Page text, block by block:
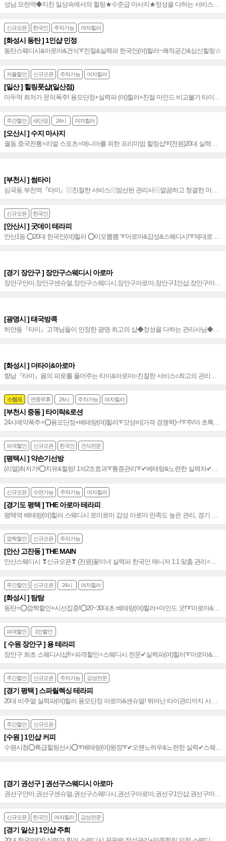
성남.모란역◆지친 일상속에서의 힐링★수준급 마사지★정성을 다하는 서비스★
베테랑 관리사~◆
신규오픈 한국인 주차가능 여자힐러
[화성시 동탄 ] 1인샵 민정
동탄스웨디시&아로마&건식➰친절&실력파 한국인(여)힐러~쾌적공간&심신힐링☆
커플할인 신규오픈 주차가능 여자힐러
[일산 ] 힐링풋샵(일산점)
마두역 최저가 문의폭주! 용모단정+실력파 (여)힐러+친절 마인드 비교불가 타이&
아로마 1인/커플 할인가 갓성비 힐링샵~♥
주간할인 새단장 24시 여자힐러
[오산시 ] 수지 마사지
궐동.중국전통⭐️리얼 스포츠⭐️매니아를 위한 프리미엄 힐링샵➰(전원)20대 실력파
(여)힐러✡1인1실_예약폭주!➰만족도 높은 오산 궐동 마사지~⭐️
[부천시 ] 썸타이
심곡동.부천역『타이』▧친절한 서비스▧엄선된 관리사▧깔끔하고 청결한 마사
지▧부천역 3번 출구 도보 3분거리_CGV 건너편(할리스커피 5층)~▧
신규오픈 한국인
[안산시 ] 굿데이 테라피
안산1등 ⭕20대 한국인(여)힐러 ⭕미모뿜뿜 ➰아로마&감성&스웨디시!➰제대로 하
는 힐링 마사지!➰재방 100%⭐️프라이빗 힐링공간~⭐️
[경기 장안구 ] 장안구스웨디시 아로마
장안구안마,장안구센슈얼,장안구스웨디시,장안구아로마,장안구1인샵,장안구마사
지,장안구건마,장안구출장,장안구출장마사지,장안구출장타이,장안구출장안마,장
[광명시 ] 태국방콕
하얀동『타이』고객님들이 인정한 광명 최고의 샵◆정성을 다하는 관리사님◆심
플하고 깔끔한 인테리어◆뉴코아 아울렛 정문 옆에 위치~◆
[화성시 ] 더타이&아로마
향남『타이』몸의 피로를 풀어주는 타이&아로마○친절한 서비스○최고의 관리사
의 힐링타임○향남2지구 롯데시네마 건물 4층에 위치~○
스템프 연중무휴 24시 주차가능 여자힐러
[부천시 중동 ] 타이락&로션
24시예약폭주⭐️⭕용모단정+베테랑(여)힐러➰갓성비(가격 경쟁력)~!➰주/야 초특가!
✔정통 타이&아로마&로션⭐️수준높은 힐링전문샵✔부천 중동 독보적 프리미엄 샵
~⭐️파격할인 신규오픈 한국인 건식전문
[평택시 ] 약손기선방
(리얼)최저가!⭕치유&힐링! 1석2조효과➰통증관리➰✔베테랑&노련한 실력자✔추
나요법+피로회복⭐️활법까지!!➰⭕행복&만족 회복☆테라피 종결자⭐️평택 1st.~☆
신규오픈 수면가능 주차가능 여자힐러
[경기도 평택 ] THE 아로마 테라피
평택역 베테랑(여)힐러 스웨디시 로미로미 감성 아로마 만족도 높은 관리, 경기 평
택 힐링 1번지 THE 아로마 테라피 매력에 빠져보세요~♥
깜짝할인 신규오픈 주차가능
[안산 고잔동 ] THE MAIN
안산스웨디시 ❣신규오픈❣ (전원)꽃미녀 실력파 한국인 매니저 1:1 맞춤 관리⭐️만
족도 높은 고잔동 스웨디시 샵~⭐️
주간할인 신규오픈 24시 여자힐러
[화성시 ] 탐탐
동탄⭐️⭕깜짝할인+시선집중!⭕20~30대초 베테랑(여)힐러+마인드 굿!➰아로마&힐
링테라피➰차별화된 프리미엄급 재방1위 힐링샵~⭐️
파격할인 1만할인
[ 수원 장안구 ] 용 테라피
장안구 최초 스웨디시샵!!⭐️파격할인⭐️스웨디시 전문✔실력파(여)힐러➰아로마&스
웨디시➰확실한 실력&마인드➰재방문률 높은 샵⭐️프라이빗 힐링공간⭐️깔금한 명품
샵~⭐️
주간할인 신규오픈 주차가능 감성전문
[경기 평택 ] 스파릴렉싱 테라피
20대 비주얼 실력파(여)힐러 용모단정 아로마&센슈얼! 뛰어난 타이관리까지 사장
님도 놀란 베테랑 프라이빗 힐링공간 독보적 프리미엄~♥
주간할인 신규오픈
[수원 ] 1인샵 커피
수원시청⭕특급힐링선사⭕➰베테랑(여)원장➰✔오랜노하우&노련한 실력✔스웨디
시╋아로마╋건식(스포츠)환상조합⭐️섬세한감성➰⭕힐링☆명품 테라피⭐️수원커피
[경기 권선구 ] 권선구스웨디시 아로마
권선구안마,권선구센슈얼,권선구스웨디시,권선구아로마,권선구1인샵,권선구마사
지,권선구건마,권선구출장,권선구출장마사지,권선구출장타이,권선구출장안마,권
선구홈타이,권선구감성테라피
신규오픈 한국인 여자힐러 감성전문
[경기 일산 ] 1인샵 주희